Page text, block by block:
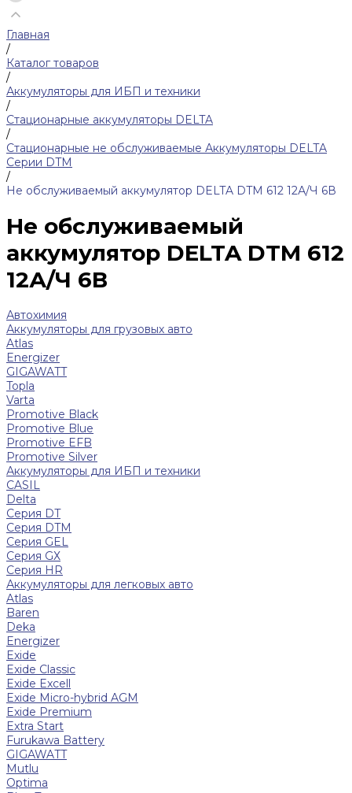
Главная
/
Каталог товаров
/
Аккумуляторы для ИБП и техники
/
Стационарные аккумуляторы DELTA
/
Стационарные не обслуживаемые Аккумуляторы DELTA
Серии DTM
/
Не обслуживаемый аккумулятор DELTA DTM 612 12А/Ч 6В
Не обслуживаемый
аккумулятор DELTA DTM 612
12А/Ч 6В
Автохимия
Аккумуляторы для грузовых авто
Atlas
Energizer
GIGAWATT
Topla
Varta
Promotive Black
Promotive Blue
Promotive EFB
Promotive Silver
Аккумуляторы для ИБП и техники
CASIL
Delta
Серия DT
Серия DTM
Серия GEL
Серия GХ
Серия HR
Аккумуляторы для легковых авто
Atlas
Baren
Deka
Energizer
Exide
Exide Classic
Exide Excell
Exide Micro-hybrid AGM
Exide Premium
Extra Start
Furukawa Battery
GIGAWATT
Mutlu
Optima